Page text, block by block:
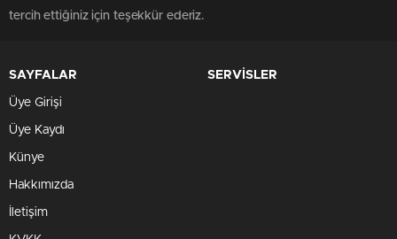
tercih ettiğiniz için teşekkür ederiz.
SAYFALAR
Üye Girişi
Üye Kaydı
Künye
Hakkımızda
İletişim
SERVİSLER